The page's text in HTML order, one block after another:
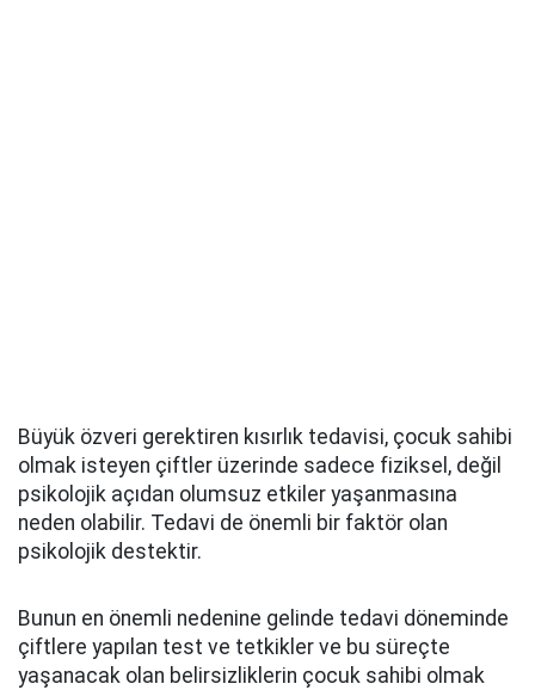
Büyük özveri gerektiren kısırlık tedavisi, çocuk sahibi
olmak isteyen çiftler üzerinde sadece fiziksel, değil
psikolojik açıdan olumsuz etkiler yaşanmasına
neden olabilir. Tedavi de önemli bir faktör olan
psikolojik destektir.
Bunun en önemli nedenine gelinde tedavi döneminde
çiftlere yapılan test ve tetkikler ve bu süreçte
yaşanacak olan belirsizliklerin çocuk sahibi olmak